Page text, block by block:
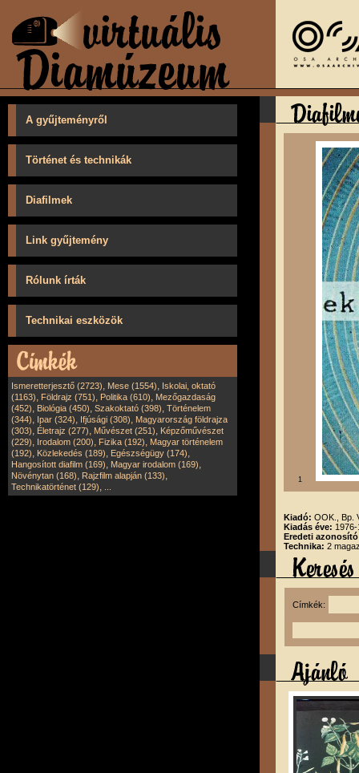
A gyűjteményről
Történet és technikák
Diafilmek
Link gyűjtemény
Rólunk írták
Technikai eszközök
Ismeretterjesztő (2723), Mese (1554), Iskolai, oktató
(1163), Földrajz (751), Politika (610), Mezőgazdaság
(452), Biológia (450), Szakoktató (398), Történelem
(344), Ipar (324), Ifjúsági (308), Magyarország földrajza
(303), Életrajz (277), Művészet (251), Képzőművészet
(229), Irodalom (200), Fizika (192), Magyar történelem
(192), Közlekedés (189), Egészségügy (174),
Hangosított diafilm (169), Magyar irodalom (169),
Növénytan (168), Rajzfilm alapján (133),
Technikatörténet (129),
1
Kiadó: OOK., Bp.
Kiadás éve:
Eredeti
Technika: 2
Címkék: